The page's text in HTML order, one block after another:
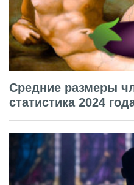
Средние размеры
статистика 2024